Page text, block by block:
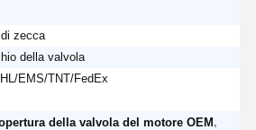
zecca
della valvola
EMS/TNT/FedEx
della valvola del motore OEM